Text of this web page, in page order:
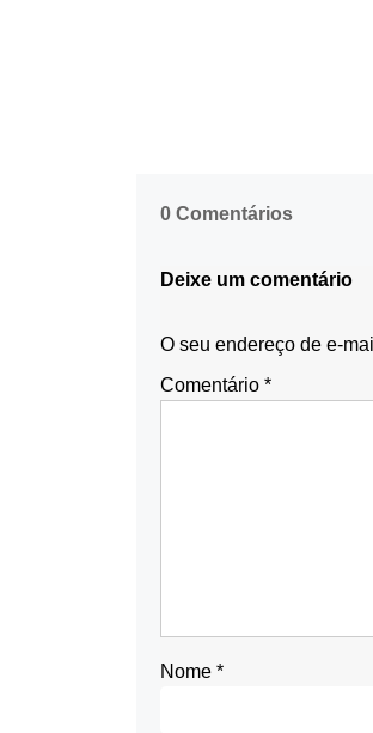
0 Comentários
Deixe um comentário
O seu endereço de e-
Comentário *
Nome *